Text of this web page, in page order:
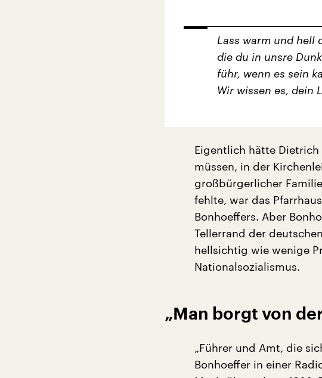
Lass warm und hell
die du in unsre
führ, wenn es sein
Wir wissen es, dein
Eigentlich hätte Dietrich
müssen, in der
großbürgerlicher
fehlte, war das
Bonhoeffers. Aber
Tellerrand der
hellsichtig wie wenige
Nationalsozialismus.
„Man borgt von
„Führer und Amt, die
Bonhoeffer in einer